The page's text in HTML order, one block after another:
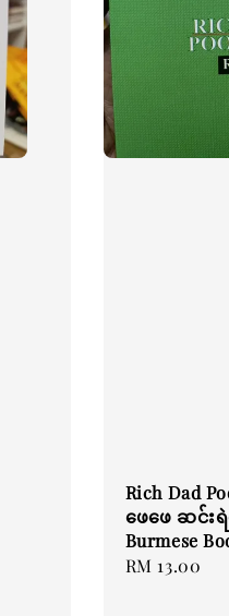
Rich Dad
ဖေဖေ ဆင်း
Burmese
Regular
RM 13.00